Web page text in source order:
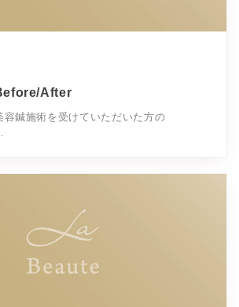
After
鍼施術を受けていただいた方の